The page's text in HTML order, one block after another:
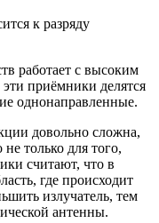
к разряду
работает с высоким
приёмники делятся
однонаправленные.
довольно сложна,
только для того,
считают, что в
где происходит
излучатель, тем
антенны.